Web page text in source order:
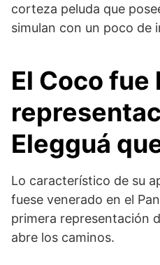
corteza peluda que
simulan con un poco de
El Coco fue
Elegguá
Lo característico de su
fuese venerado en el
primera representación
abre los caminos.